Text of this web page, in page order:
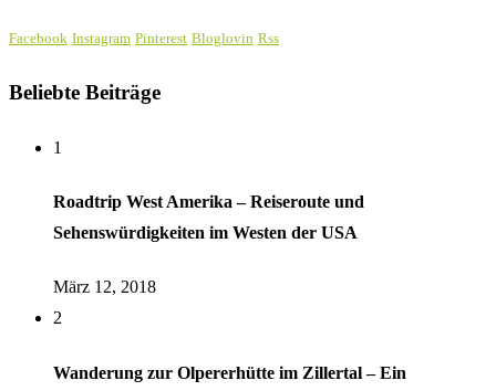
Facebook Instagram Pinterest Bloglovin Rss
Beliebte Beiträge
1
Roadtrip West Amerika – Reiseroute und
Sehenswürdigkeiten im Westen der USA
März 12, 2018
2
Wanderung zur Olpererhütte im Zillertal – Ein